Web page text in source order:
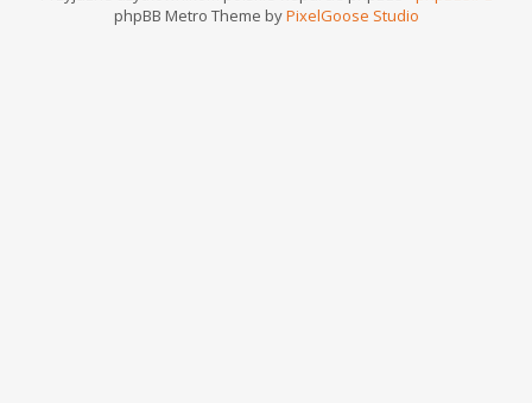
phpBB Metro Theme byPixelGoose Studio